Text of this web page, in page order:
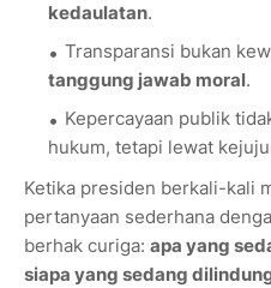
kedaulatan.
Transparansi bukan
tanggung jawab moral.
Kepercayaan publik
hukum, tetapi lewat
Ketika presiden berkali-kali
pertanyaan sederhana
berhak curiga: apa yang
siapa yang sedang